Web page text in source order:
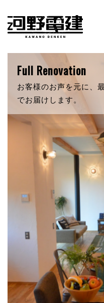
RETRO & NATURE
自然素材にこだわった
暖かく迎え入れてくれま